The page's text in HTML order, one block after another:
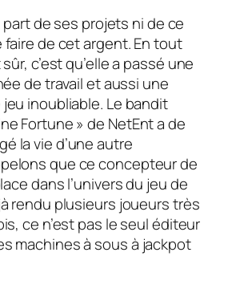
part de ses projets ni de ce
faire de cet argent. En tout
c’est qu’elle a passé une
de travail et aussi une
inoubliable. Le bandit
Fortune » de NetEnt a de
la vie d’une autre
que ce concepteur de
dans l’univers du jeu de
rendu plusieurs joueurs très
ce n’est pas le seul éditeur
machines à sous à jackpot